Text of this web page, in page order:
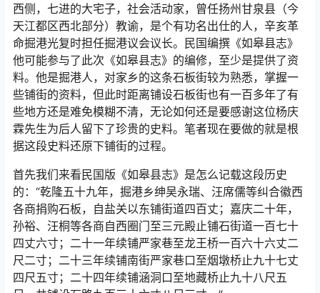
西侧，七进的大宅子，社会活动家，曾任扬州甘泉县（今
天江都区西北部分）教谕，是个有功名出仕的人，辛亥革
命掘港光复时担任掘港议会议长。民国编撰《如皋县志》
他可能参与了此次《如皋县志》的编修，至少是提供了资
料。他是掘港人，对家乡的这条石板街较为熟悉，掌握一
些铺街的资料，但此时距离铺设石板街也有一百多年了有
些地方还是难免模糊不清，无论如何还是要感谢这位杨庆
霖先生为后人留下了珍贵的史料。笔者现在要做的就是根
据这段史料还原下铺街的过程。
首先我们来看民国版《如皋县志》是怎么记载这段历史
的：“乾隆五十九年，掘港乡绅吴永瑞、汪席儒等纠合徽西
各商捐购石板，自盐关以东铺街道四百丈；嘉庆二十年，
孙裕、汪桐等各商自西圈门至三元殿止铺石街道一百七十
四丈六寸；二十一年续铺严家巷至龙王桥一百六十六丈二
尺二寸；二十三年续铺南街严家巷口至烟墩桥止九十七丈
四尺五寸；二十四年续铺涵洞口至地藏桥止九十八尺五